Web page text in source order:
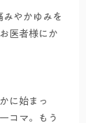
みやかゆみを
医者様にか
に始まっ
コマ。もう